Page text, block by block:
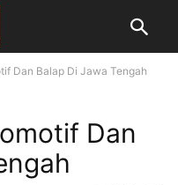
Dan Balap Di Jawa Tengah
Dan